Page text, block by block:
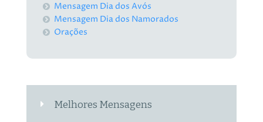
Mensagem Dia dos Avós
Mensagem Dia dos Namorados
Orações
Melhores Mensagens